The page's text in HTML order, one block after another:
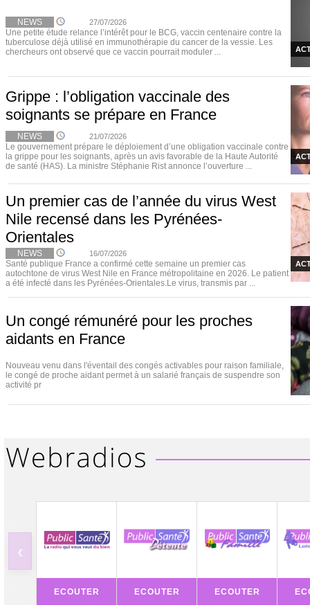
NEWS 27/07/2026
Une petite étude relance l’intérêt pour le BCG, vaccin centenaire contre la
tuberculose déjà utilisé en immunothérapie du cancer de la vessie. Les
chercheurs ont observé que ce vaccin pourrait moduler ...
Grippe : l’obligation vaccinale des
soignants se prépare en France
NEWS 21/07/2026
Le gouvernement prépare le déploiement d’une obligation vaccinale contre
la grippe pour les soignants, après un avis favorable de la Haute Autorité
de santé (HAS). La ministre Stéphanie Rist annonce l’ouverture ...
Un premier cas de l’année du virus West
Nile recensé dans les Pyrénées-
Orientales
NEWS 16/07/2026
Santé publique France a confirmé cette semaine un premier cas
autochtone de virus West Nile en France métropolitaine en 2026. Le patient
a été infecté dans les Pyrénées-Orientales.Le virus, transmis par ...
Un congé rémunéré pour les proches
aidants en France
Nouveau venu dans l'éventail des congés activables pour raison familiale,
le congé de proche aidant permet à un salarié français de suspendre son
activité pr
‹
ECOUTER ECOUTER ECOUTER